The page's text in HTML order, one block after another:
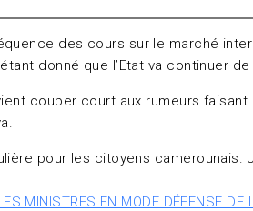
des cours sur le marché
donné que l’Etat va continuer
couper court aux rumeurs
pour les citoyens camerounais.
MINISTRES EN MODE DÉFENSE